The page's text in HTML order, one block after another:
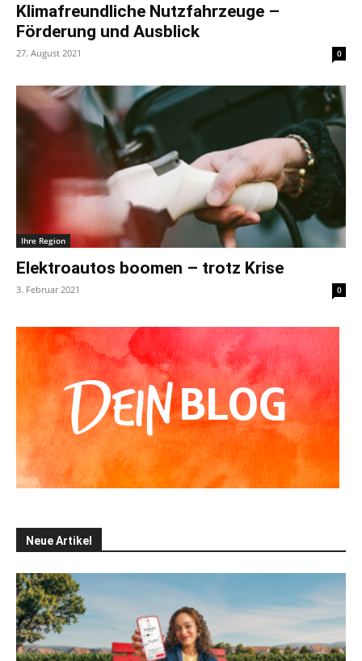
Klimafreundliche Nutzfahrzeuge –
Förderung und Ausblick
27. August 2021 0
Ihre Region
Elektroautos boomen – trotz Krise
3. Februar 2021 0
Neue Artikel